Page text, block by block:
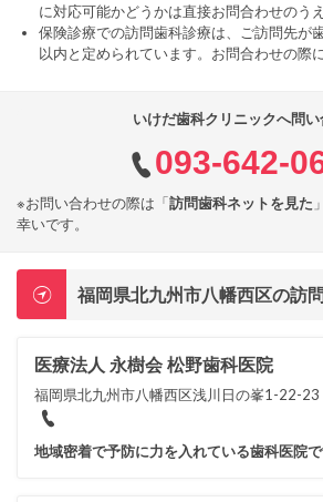
に対応可能かどうかは直接お問合わせのう
保険診療での訪問歯科診療は、ご訪問先が
以内と定められています。お問合わせの際
いけだ歯科クリニックへ問
093-642-
※お問い合わせの際は「訪問歯科ネットを見た
幸いです。
福岡県北九州市八幡西区の訪
医療法人 永樹会 松野歯科医院
福岡県北九州市八幡西区浅川日の峯1-22-23
地域密着で予防に力を入れている歯科医院で